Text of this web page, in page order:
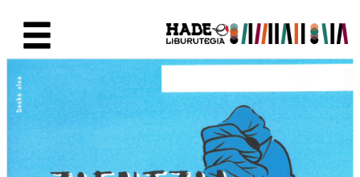
Eskuratu berriak Fitxa -